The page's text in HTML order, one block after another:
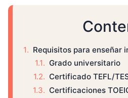
Requisitos para enseñar
Grado universitario
Certificado TEFL/
Certificaciones